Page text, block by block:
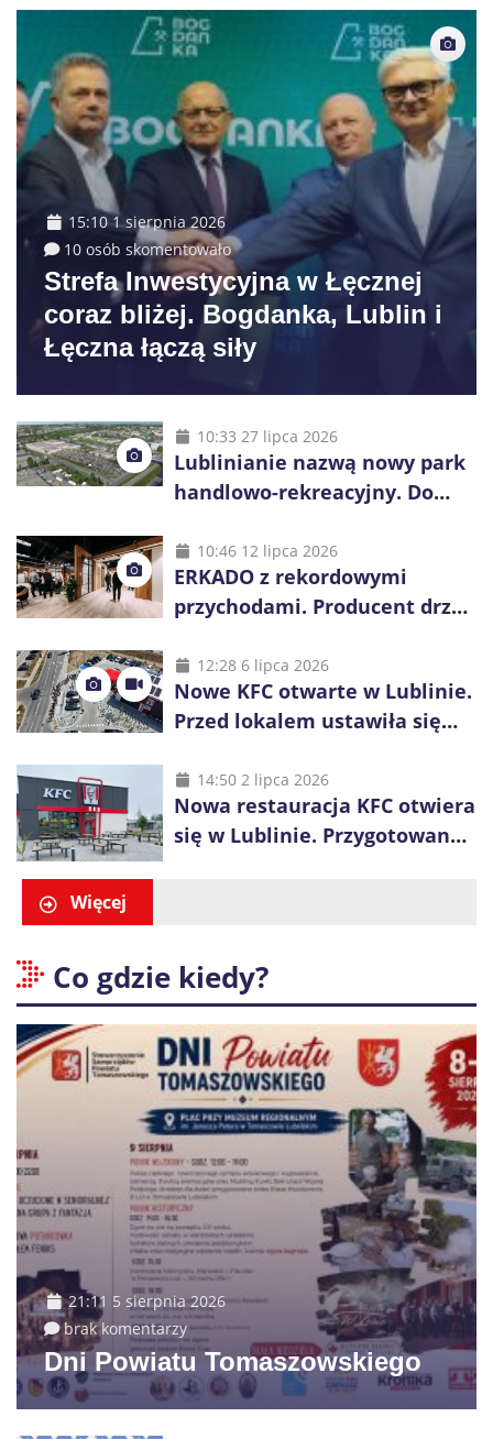
15:10 1 sierpnia 2026
10 osób skomentowało
Strefa Inwestycyjna w Łęcznej
coraz bliżej. Bogdanka, Lublin i
Łęczna łączą siły
10:33 27 lipca 2026
Lublinianie nazwą nowy park
handlowo-rekreacyjny. Do
10:46 12 lipca 2026
ERKADO z rekordowymi
przychodami. Producent drzwi
inwestycje
12:28 6 lipca 2026
Nowe KFC otwarte w Lublinie.
Przed lokalem ustawiła się
14:50 2 lipca 2026
Nowa restauracja KFC otwiera
się w Lublinie. Przygotowano
Więcej
Co gdzie kiedy?
21:11 5 sierpnia 2026
brak komentarzy
Dni Powiatu Tomaszowskiego